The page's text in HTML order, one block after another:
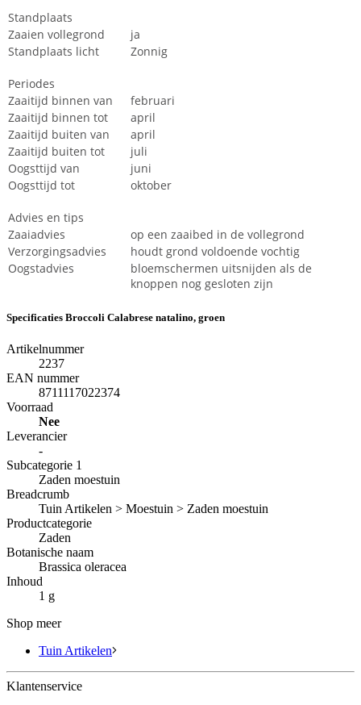
Standplaats
Zaaien vollegrond
ja
Standplaats licht
Zonnig
Periodes
Zaaitijd binnen van
februari
Zaaitijd binnen tot
april
Zaaitijd buiten van
april
Zaaitijd buiten tot
juli
Oogsttijd van
juni
Oogsttijd tot
oktober
Advies en tips
Zaaiadvies
op een zaaibed in de vollegrond
Verzorgingsadvies
houdt grond voldoende vochtig
Oogstadvies
bloemschermen uitsnijden als de
knoppen nog gesloten zijn
Specificaties Broccoli Calabrese natalino, groen
Artikelnummer
2237
EAN nummer
8711117022374
Voorraad
Nee
Leverancier
-
Subcategorie 1
Zaden moestuin
Breadcrumb
Tuin Artikelen > Moestuin > Zaden moestuin
Productcategorie
Zaden
Botanische naam
Brassica oleracea
Inhoud
1 g
Shop meer
Tuin Artikelen
Klantenservice